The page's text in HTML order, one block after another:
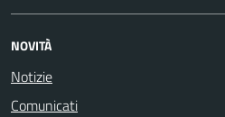
NOVITÀ
Notizie
Comunicati